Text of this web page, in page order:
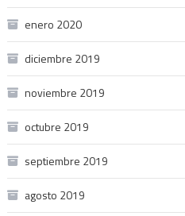
enero 2020
diciembre 2019
noviembre 2019
octubre 2019
septiembre 2019
agosto 2019